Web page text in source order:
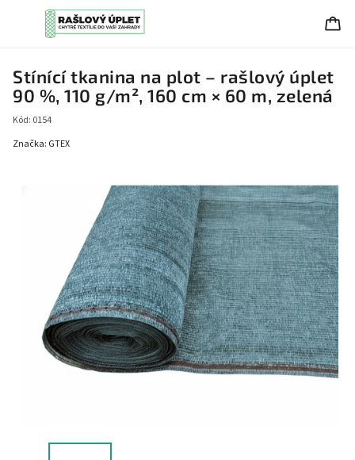
Stínící tkanina na plot – rašlový úplet
90 %, 110 g/m², 160 cm × 60 m, zelená
Kód: 0154
Značka: GTEX